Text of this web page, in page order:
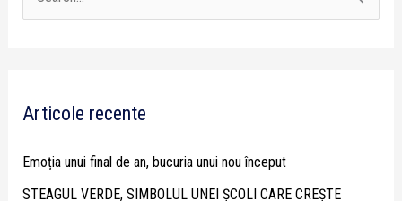
c
Articole recente
Emoția unui final de an, bucuria unui nou început
STEAGUL VERDE, SIMBOLUL UNEI ȘCOLI CARE CREȘTE